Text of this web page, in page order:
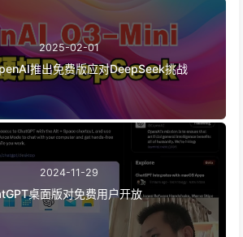
2025-02-01
推出免费版应对DeepSeek挑战
2024-11-29
桌面版对免费用户开放